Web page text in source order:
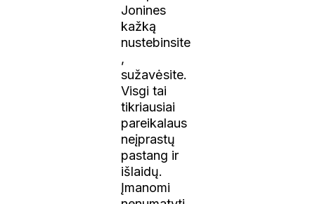
Jonines
kažką
nustebinsite
,
sužavėsite.
Visgi tai
tikriausiai
pareikalaus
neįprastų
pastang ir
išlaidų.
Įmanomi